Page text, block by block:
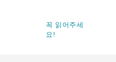
꼭 읽어주세
요!